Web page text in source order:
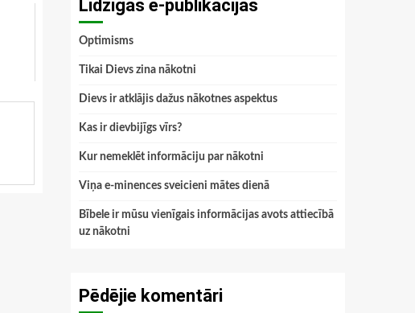
Līdzīgās e-publikācijas
Optimisms
Tikai Dievs zina nākotni
Dievs ir atklājis dažus nākotnes aspektus
Kas ir dievbijīgs vīrs?
Kur nemeklēt informāciju par nākotni
Viņa e-minences sveicieni mātes dienā
Bībele ir mūsu vienīgais informācijas avots attiecībā
uz nākotni
Pēdējie komentāri